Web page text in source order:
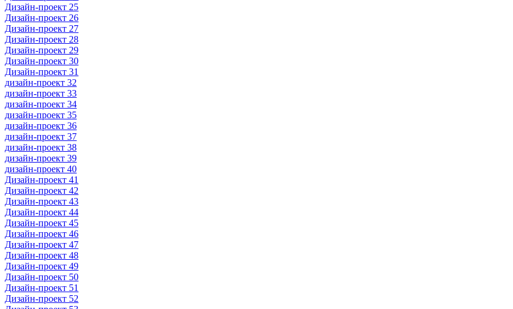
Дизайн-проект 25
Дизайн-проект 26
Дизайн-проект 27
Дизайн-проект 28
Дизайн-проект 29
Дизайн-проект 30
Дизайн-проект 31
дизайн-проект 32
дизайн-проект 33
дизайн-проект 34
дизайн-проект 35
дизайн-проект 36
дизайн-проект 37
дизайн-проект 38
дизайн-проект 39
дизайн-проект 40
Дизайн-проект 41
Дизайн-проект 42
Дизайн-проект 43
Дизайн-проект 44
Дизайн-проект 45
Дизайн-проект 46
Дизайн-проект 47
Дизайн-проект 48
Дизайн-проект 49
Дизайн-проект 50
Дизайн-проект 51
Дизайн-проект 52